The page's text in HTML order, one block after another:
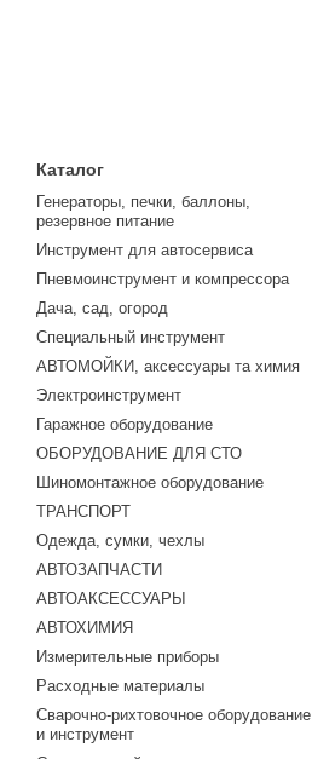
Каталог
Генераторы, печки, баллоны,
резервное питание
Инструмент для автосервиса
Пневмоинструмент и компрессора
Дача, сад, огород
Специальный инструмент
АВТОМОЙКИ, аксессуары та химия
Электроинструмент
Гаражное оборудование
ОБОРУДОВАНИЕ ДЛЯ СТО
Шиномонтажное оборудование
ТРАНСПОРТ
Одежда, сумки, чехлы
АВТОЗАПЧАСТИ
АВТОАКСЕССУАРЫ
АВТОХИМИЯ
Измерительные приборы
Расходные материалы
Сварочно-рихтовочное оборудование
и инструмент